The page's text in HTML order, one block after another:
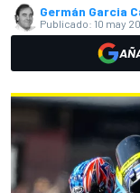
Germán Garcia
Publicado: 10 may